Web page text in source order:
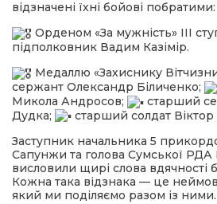
відзначені їхні бойові побратими:
Орденом «За мужність» ІІІ
підполковник Вадим Казімір.
Медаллю «Захиснику
сержант Олександр Біличенко;
Микола Андросов;
старший
Дудка;
старший солдат
Заступник начальника 5
Сапунжи та голова Сумської
висловили щирі слова вдячності
Кожна така відзнака — це
який ми поділяємо разом із ними.